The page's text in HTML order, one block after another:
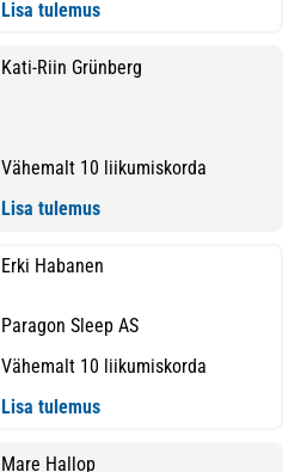
Lisa tulemus
Kati-Riin Grünberg
Vähemalt 10 liikumiskorda
Lisa tulemus
Erki Habanen
Paragon Sleep AS
Vähemalt 10 liikumiskorda
Lisa tulemus
Mare Hallop